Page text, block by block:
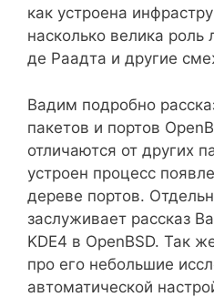
как устроена
насколько велика роль
де Раадта и другие
Вадим подробно
пакетов и портов
отличаются от других
устроен процесс
дереве портов.
заслуживает рассказ
KDE4 в OpenBSD. Так
про его небольшие
автоматической